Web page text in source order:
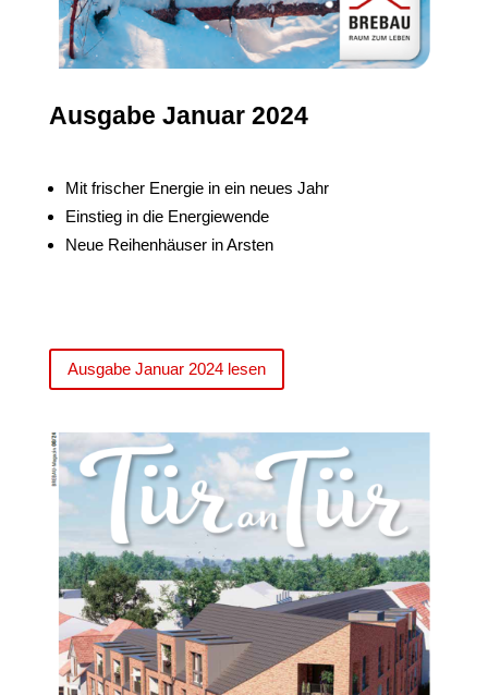
Ausgabe Januar 2024
Mit frischer Energie in ein neues Jahr
Einstieg in die Energiewende
Neue Reihenhäuser in Arsten
Ausgabe Januar 2024 lesen